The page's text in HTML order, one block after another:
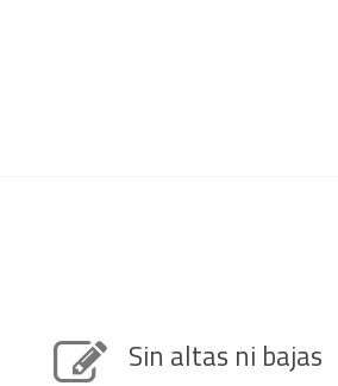
Sin altas ni bajas